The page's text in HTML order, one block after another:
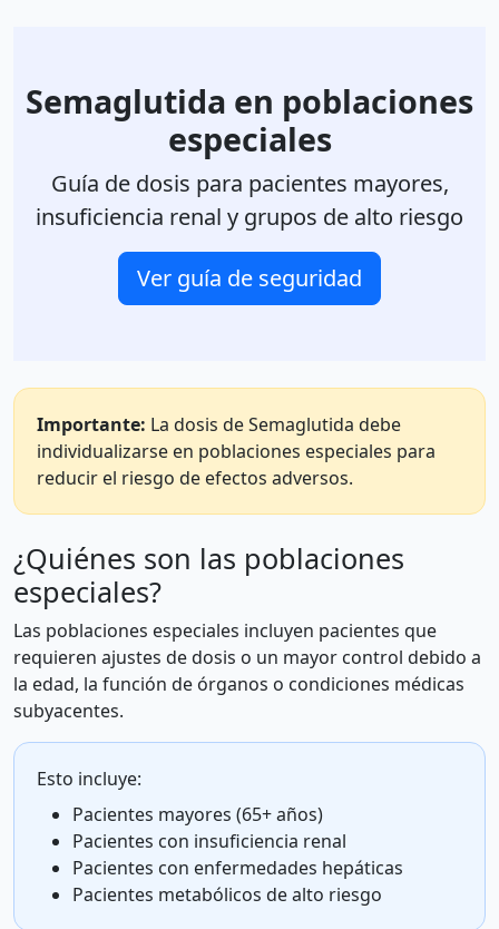
Semaglutida en poblaciones
especiales
Guía de dosis para pacientes mayores,
insuficiencia renal y grupos de alto riesgo
Ver guía de seguridad
Importante: La dosis de Semaglutida debe
individualizarse en poblaciones especiales para
reducir el riesgo de efectos adversos.
¿Quiénes son las poblaciones
especiales?
Las poblaciones especiales incluyen pacientes que
requieren ajustes de dosis o un mayor control debido a
la edad, la función de órganos o condiciones médicas
subyacentes.
Esto incluye:
Pacientes mayores (65+ años)
Pacientes con insuficiencia renal
Pacientes con enfermedades hepáticas
Pacientes metabólicos de alto riesgo